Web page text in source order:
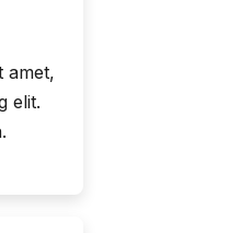
amet,
elit.